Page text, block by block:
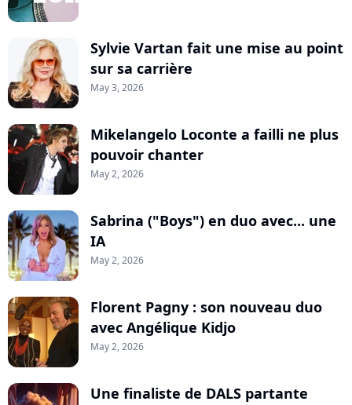
Sylvie Vartan fait une mise au point
sur sa carrière
May 3, 2026
Mikelangelo Loconte a failli ne plus
pouvoir chanter
May 2, 2026
Sabrina ("Boys") en duo avec... une
IA
May 2, 2026
Florent Pagny : son nouveau duo
avec Angélique Kidjo
May 2, 2026
Une finaliste de DALS partante